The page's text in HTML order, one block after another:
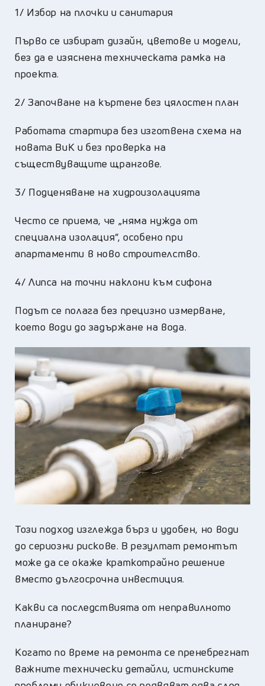
1/ Избор на плочки и санитария
Първо се избират дизайн, цветове и модели,
без да е изяснена техническата рамка на
проекта.
2/ Започване на къртене без цялостен план
Работата стартира без изготвена схема на
новата ВиК и без проверка на
съществуващите щрангове.
3/ Подценяване на хидроизолацията
Често се приема, че „няма нужда от
специална изолация“, особено при
апартаменти в ново строителство.
4/ Липса на точни наклони към сифона
Подът се полага без прецизно измерване,
което води до задържане на вода.
Този подход изглежда бърз и удобен, но води
до сериозни рискове. В резултат ремонтът
може да се окаже краткотрайно решение
вместо дългосрочна инвестиция.
Какви са последствията от неправилното
планиране?
Когато по време на ремонта се пренебрегнат
важните технически детайли, истинските